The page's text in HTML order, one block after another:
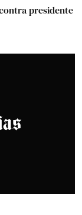
presidente